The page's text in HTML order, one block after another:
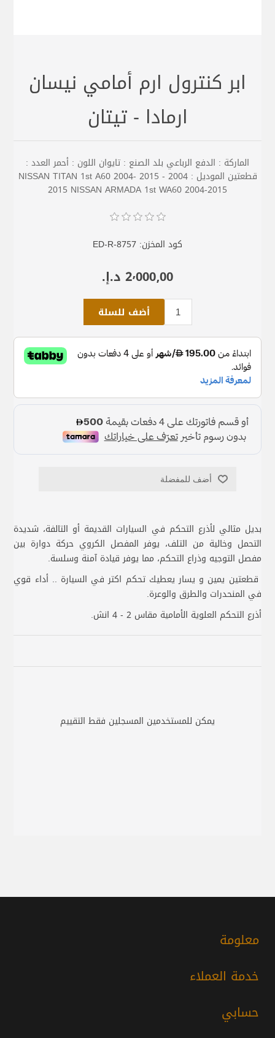
ابر كنترول ارم أمامي نيسان
ارمادا - تيتان
الماركة : الدفع الرباعي بلد الصنع : تايوان اللون : أحمر العدد :
قطعتين الموديل : 2004 - 2015 NISSAN TITAN 1st A60 2004-
2015 NISSAN ARMADA 1st WA60 2004-2015
كود المخزن: ED-R-8757
2٬000٫00 د.إ.‏
أضف للسلة
أضف للمفضلة
بديل مثالي لأذرع التحكم في السيارات القديمة أو التالفة، شديدة
التحمل وخالية من التلف، يوفر المفصل الكروي حركة دوارة بين
مفصل التوجيه وذراع التحكم، مما يوفر قيادة آمنة وسلسة.
قطعتين يمين و يسار يعطيك تحكم اكتر في السيارة .. أداء قوي
في المنحدرات والطرق والوعرة.
أذرع التحكم العلوية الأمامية مقاس 2 - 4 انش.
يمكن للمستخدمين المسجلين فقط التقييم
معلومة
خدمة العملاء
حسابي